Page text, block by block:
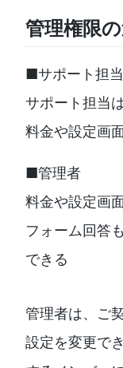
管理権限
■サポート担当
サポート担当
料金や設定画
■管理者
料金や設定画
フォーム回答
できる
管理者は、ご
設定を変更で